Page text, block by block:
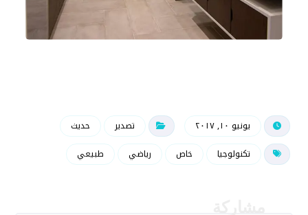
يونيو ١٠, ٢٠١٧ تصدير
حديث
تكنولوجيا
خاص رياضي طبيعي